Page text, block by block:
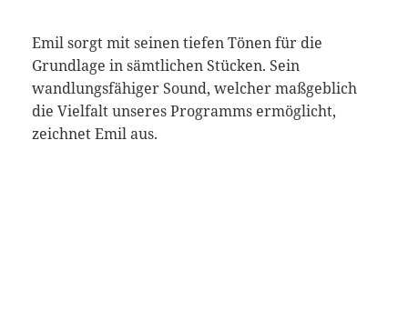
Emil sorgt mit seinen tiefen Tönen für die
Grundlage in sämtlichen Stücken. Sein
wandlungsfähiger Sound, welcher maßgeblich
die Vielfalt unseres Programms ermöglicht,
zeichnet Emil aus.